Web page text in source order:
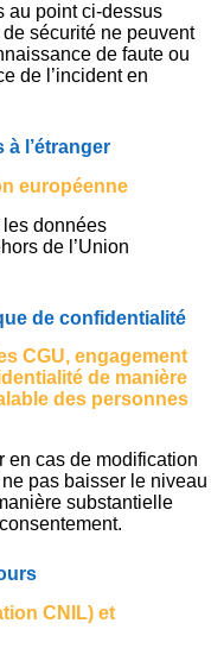
au point ci-dessus
sécurité ne peuvent
de faute ou
de l’incident en
l’étranger
européenne
les données
de l’Union
de confidentialité
CGU, engagement
de manière
des personnes
en cas de modification
pas baisser le niveau
substantielle
CNIL) et